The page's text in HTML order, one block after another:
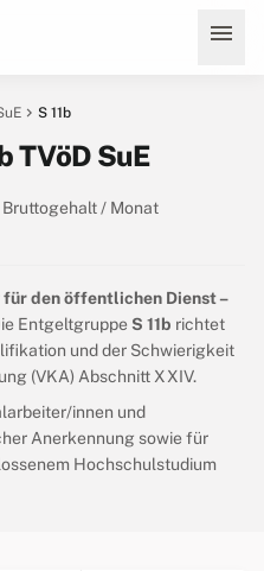
menu
chevron_right S 11b
TVöD SuE
Bruttogehalt / Monat
den öffentlichen Dienst –
Entgeltgruppe S 11b richtet
und der Schwierigkeit
(VKA) Abschnitt XXIV.
innen und
Anerkennung sowie für
Hochschulstudium